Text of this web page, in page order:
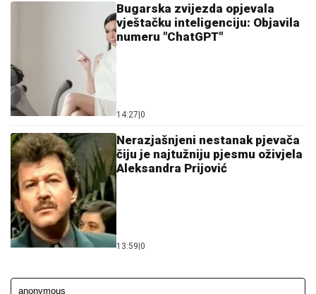
Bugarska zvijezda opjevala
vještačku inteligenciju: Objavila
numeru "ChatGPT"
14:27 0
Nerazjašnjeni nestanak pjevača
čiju je najtužniju pjesmu oživjela
Aleksandra Prijović
13:59 0